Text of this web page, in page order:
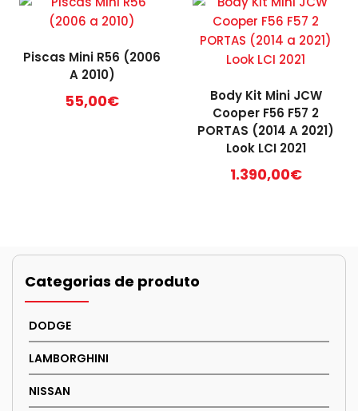
The
options
may
be
chosen
on
the
product
Piscas Mini R56 (2006
A 2010)
55,00€
Body Kit Mini JCW
Cooper F56 F57 2
PORTAS (2014 A 2021)
Look LCI 2021
1.390,00€
Categorias de produto
DODGE
LAMBORGHINI
NISSAN